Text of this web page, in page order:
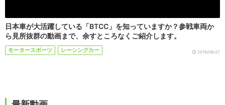
日本車が大活躍している「BTCC」を知っていますか？参戦車両か
ら見所抜群の動画まで、余すところなくご紹介します。
モータースポーツ レーシングカー 2019/08/27